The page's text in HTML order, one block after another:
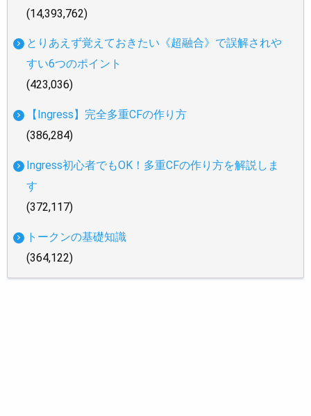
(14,393,762)
とりあえず覚えておきたい《超融合》で誤解されや
すい6つのポイント
(423,036)
【Ingress】完全多重CFの作り方
(386,284)
Ingress初心者でもOK！多重CFの作り方を解説しま
す
(372,117)
トークンの基礎知識
(364,122)